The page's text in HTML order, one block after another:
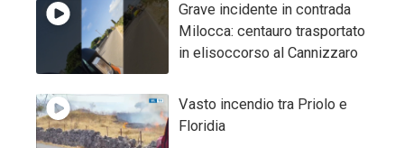
Grave incidente in contrada
Milocca: centauro trasportato
in elisoccorso al Cannizzaro
Vasto incendio tra Priolo e
Floridia